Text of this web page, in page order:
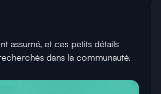
assumé, et ces petits détails
dans la communauté.